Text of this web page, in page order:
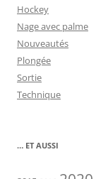
Hockey
Nage avec palme
Nouveautés
Plongée
Sortie
Technique
… ET AUSSI